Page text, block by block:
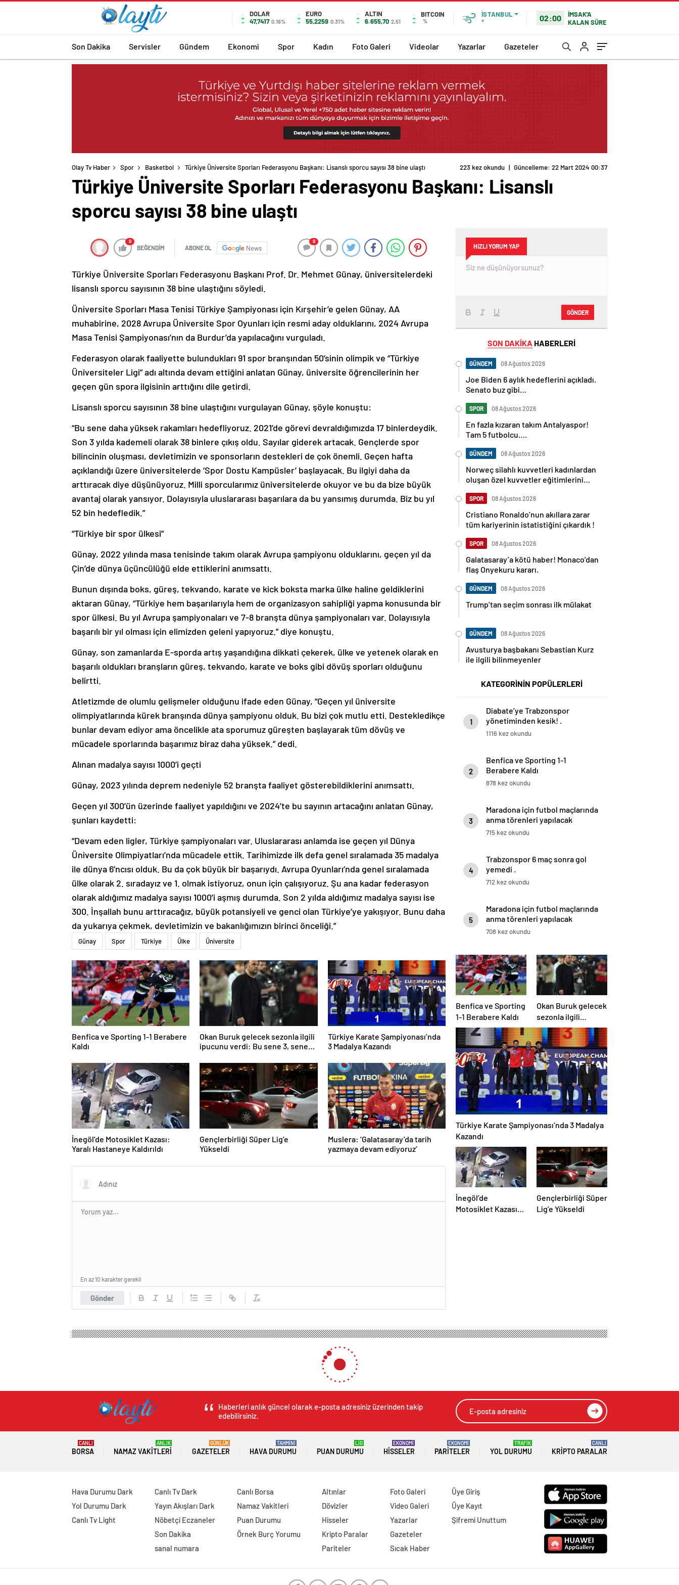
DOLAR
47,7417 0.16%
EURO
55,2259 0.31%
ALTIN
6.655,70 2,51
BITCOIN
%
İSTANBUL
°
02:00
İMSAK'A
KALAN SÜRE
Son Dakika Servisler Gündem Ekonomi Spor Kadın Foto Galeri Videolar Yazarlar Gazeteler
Olay Tv Haber Spor Basketbol Türkiye Üniversite Sporları Federasyonu Başkanı: Lisanslı sporcu sayısı 38 bine ulaştı 223 kez okundu | Güncelleme: 22 Mart 2024 00:37
Türkiye Üniversite Sporları Federasyonu Başkanı: Lisanslı
sporcu sayısı 38 bine ulaştı
0
BEĞENDİM ABONE OL News
0
Türkiye Üniversite Sporları Federasyonu Başkanı Prof. Dr. Mehmet Günay, üniversitelerdeki
lisanslı sporcu sayısının 38 bine ulaştığını söyledi.
Üniversite Sporları Masa Tenisi Türkiye Şampiyonası için Kırşehir’e gelen Günay, AA
muhabirine, 2028 Avrupa Üniversite Spor Oyunları için resmi aday olduklarını, 2024 Avrupa
Masa Tenisi Şampiyonası’nın da Burdur’da yapılacağını vurguladı.
Federasyon olarak faaliyette bulundukları 91 spor branşından 50’sinin olimpik ve “Türkiye
Üniversiteler Ligi” adı altında devam ettiğini anlatan Günay, üniversite öğrencilerinin her
geçen gün spora ilgisinin arttığını dile getirdi.
Lisanslı sporcu sayısının 38 bine ulaştığını vurgulayan Günay, şöyle konuştu:
“Bu sene daha yüksek rakamları hedefliyoruz. 2021’de görevi devraldığımızda 17 binlerdeydik.
Son 3 yılda kademeli olarak 38 binlere çıkış oldu. Sayılar giderek artacak. Gençlerde spor
bilincinin oluşması, devletimizin ve sponsorların destekleri de çok önemli. Geçen hafta
açıklandığı üzere üniversitelerde ‘Spor Dostu Kampüsler’ başlayacak. Bu ilgiyi daha da
arttıracak diye düşünüyoruz. Milli sporcularımız üniversitelerde okuyor ve bu da bize büyük
avantaj olarak yansıyor. Dolayısıyla uluslararası başarılara da bu yansımış durumda. Biz bu yıl
52 bin hedefledik.”
“Türkiye bir spor ülkesi”
Günay, 2022 yılında masa tenisinde takım olarak Avrupa şampiyonu olduklarını, geçen yıl da
Çin’de dünya üçüncülüğü elde ettiklerini anımsattı.
Bunun dışında boks, güreş, tekvando, karate ve kick boksta marka ülke haline geldiklerini
aktaran Günay, “Türkiye hem başarılarıyla hem de organizasyon sahipliği yapma konusunda bir
spor ülkesi. Bu yıl Avrupa şampiyonaları ve 7-8 branşta dünya şampiyonaları var. Dolayısıyla
başarılı bir yıl olması için elimizden geleni yapıyoruz.” diye konuştu.
Günay, son zamanlarda E-sporda artış yaşandığına dikkati çekerek, ülke ve yetenek olarak en
başarılı oldukları branşların güreş, tekvando, karate ve boks gibi dövüş sporları olduğunu
belirtti.
Atletizmde de olumlu gelişmeler olduğunu ifade eden Günay, “Geçen yıl üniversite
olimpiyatlarında kürek branşında dünya şampiyonu olduk. Bu bizi çok mutlu etti. Destekledikçe
bunlar devam ediyor ama öncelikle ata sporumuz güreşten başlayarak tüm dövüş ve
mücadele sporlarında başarımız biraz daha yüksek.” dedi.
Alınan madalya sayısı 1000’i geçti
Günay, 2023 yılında deprem nedeniyle 52 branşta faaliyet gösterebildiklerini anımsattı.
Geçen yıl 300’ün üzerinde faaliyet yapıldığını ve 2024’te bu sayının artacağını anlatan Günay,
şunları kaydetti:
“Devam eden ligler, Türkiye şampiyonaları var. Uluslararası anlamda ise geçen yıl Dünya
Üniversite Olimpiyatları’nda mücadele ettik. Tarihimizde ilk defa genel sıralamada 35 madalya
ile dünya 6’ncısı olduk. Bu da çok büyük bir başarıydı. Avrupa Oyunları’nda genel sıralamada
ülke olarak 2. sıradayız ve 1. olmak istiyoruz, onun için çalışıyoruz. Şu ana kadar federasyon
olarak aldığımız madalya sayısı 1000’i aşmış durumda. Son 2 yılda aldığımız madalya sayısı ise
300. İnşallah bunu arttıracağız, büyük potansiyeli ve genci olan Türkiye’ye yakışıyor. Bunu daha
da yukarıya çekmek, devletimizin ve bakanlığımızın birinci önceliği.”
Günay Spor Türkiye Ülke Üniversite
Benfica ve Sporting 1-1 Berabere
Kaldı
Okan Buruk gelecek sezonla ilgili
ipucunu verdi: Bu sene 3, seneye
Türkiye Karate Şampiyonası’nda
3 Madalya Kazandı
İnegöl’de Motosiklet Kazası:
Yaralı Hastaneye Kaldırıldı
Gençlerbirliği Süper Lig’e
Yükseldi
Muslera: ‘Galatasaray’da tarih
yazmaya devam ediyoruz’
Gönder
En az 10 karakter gerekli
HIZLI YORUM YAP
GÖNDER
SON DAKİKA HABERLERİ
GÜNDEM 08 Ağustos 2026
Joe Biden 6 aylık hedeflerini açıkladı.
Senato buz gibi…
SPOR 08 Ağustos 2026
En fazla kızaran takım Antalyaspor!
Tam 5 futbolcu….
GÜNDEM 08 Ağustos 2026
Norweç silahlı kuvvetleri kadınlardan
oluşan özel kuvvetler eğitimlerini
SPOR 08 Ağustos 2026
Cristiano Ronaldo’nun akıllara zarar
tüm kariyerinin istatistiğini çıkardık !
SPOR 08 Ağustos 2026
Galatasaray’a kötü haber! Monaco’dan
flaş Onyekuru kararı.
GÜNDEM 08 Ağustos 2026
Trump’tan seçim sonrası ilk mülakat
GÜNDEM 08 Ağustos 2026
Avusturya başbakanı Sebastian Kurz
ile ilgili bilinmeyenler
KATEGORİNİN POPÜLERLERİ
1
Diabate’ye Trabzonspor
yönetiminden kesik! .
1116 kez okundu
2
Benfica ve Sporting 1-1
Berabere Kaldı
878 kez okundu
3
Maradona için futbol maçlarında
anma törenleri yapılacak
715 kez okundu
4
Trabzonspor 6 maç sonra gol
yemedi .
712 kez okundu
5
Maradona için futbol maçlarında
anma törenleri yapılacak
708 kez okundu
Benfica ve Sporting
1-1 Berabere Kaldı
Okan Buruk gelecek
sezonla ilgili
ipucunu verdi: Bu
sene 3, seneye de 4
Türkiye Karate Şampiyonası’nda 3 Madalya
Kazandı
İnegöl’de
Motosiklet Kazası:
Gençlerbirliği Süper
Lig’e Yükseldi
Haberleri anlık güncel olarak e-posta adresiniz üzerinden takip
edebilirsiniz.
BORSA
CANLI
NAMAZ VAKITLERI
ANLIK
GAZETELER
GÜNLÜK
HAVA DURUMU
TAHMİNİ
PUAN DURUMU
LİG
HISSELER
EKONOMİ
PARITELER
EKONOMİ
YOL DURUMU
TRAFİK
KRIPTO PARALAR
CANLI
Hava Durumu Dark
Yol Durumu Dark
Canlı Tv Light
Canlı Tv Dark
Yayın Akışları Dark
Nöbetçi Eczaneler
Son Dakika
sanal numara
Canlı Borsa
Namaz Vakitleri
Puan Durumu
Örnek Burç Yorumu
Altınlar
Dövizler
Hisseler
Kripto Paralar
Pariteler
Foto Galeri
Video Galeri
Yazarlar
Gazeteler
Sıcak Haber
Üye Giriş
Üye Kayıt
Şifremi Unuttum